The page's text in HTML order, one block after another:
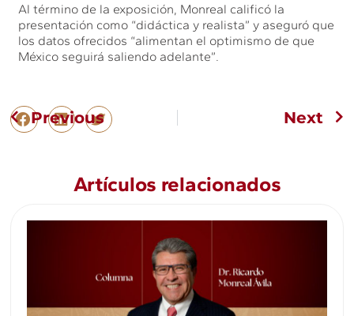
Al término de la exposición, Monreal calificó la
presentación como “didáctica y realista” y aseguró que
los datos ofrecidos “alimentan el optimismo de que
México seguirá saliendo adelante”.
Previous Next
Artículos relacionados